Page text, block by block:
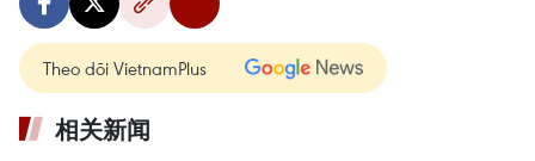
Theo dõi VietnamPlus
相关新闻